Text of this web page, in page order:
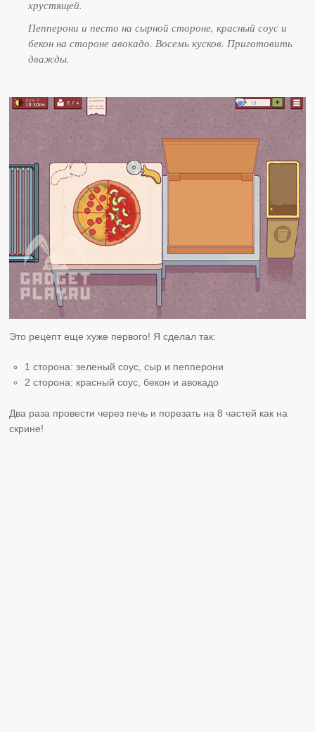
хрустящей.
Пепперони и песто на сырной стороне, красный соус и
бекон на стороне авокадо. Восемь кусков. Приготовить
дважды.
Это рецепт еще хуже первого! Я сделал так:
1 сторона: зеленый соус, сыр и пепперони
2 сторона: красный соус, бекон и авокадо
Два раза провести через печь и порезать на 8 частей как на
скрине!